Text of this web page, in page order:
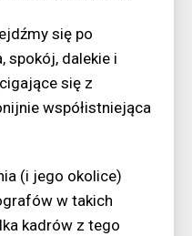
się po
spokój, dalekie i
się z
współistniejąca
(i jego okolice)
w takich
kadrów z tego